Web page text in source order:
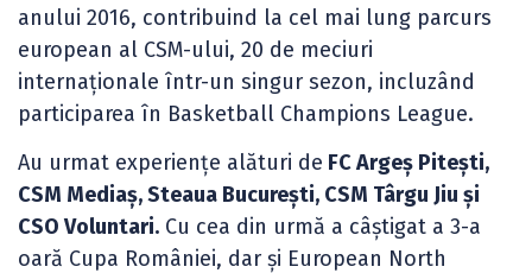
anului 2016, contribuind la cel mai lung parcurs
european al CSM-ului, 20 de meciuri
internaționale într-un singur sezon, incluzând
participarea în Basketball Champions League.
Au urmat experiențe alături de FC Argeș Pitești,
CSM Mediaș, Steaua București, CSM Târgu Jiu și
CSO Voluntari. Cu cea din urmă a câștigat a 3-a
oară Cupa României, dar și European North